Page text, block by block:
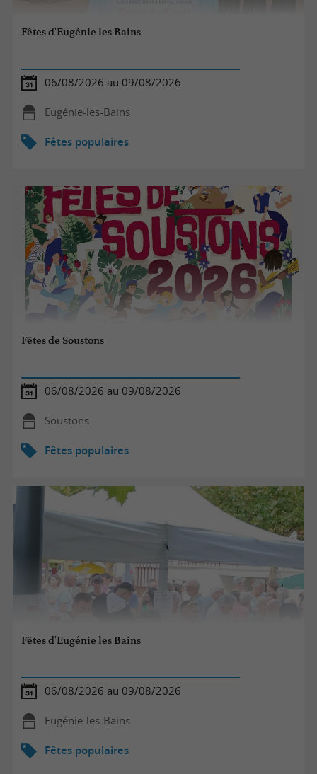
Fêtes d'Eugénie les Bains
06/08/2026 au 09/08/2026
Eugénie-les-Bains
Fêtes populaires
Fêtes de Soustons
06/08/2026 au 09/08/2026
Soustons
Fêtes populaires
Fêtes d'Eugénie les Bains
06/08/2026 au 09/08/2026
Eugénie-les-Bains
Fêtes populaires